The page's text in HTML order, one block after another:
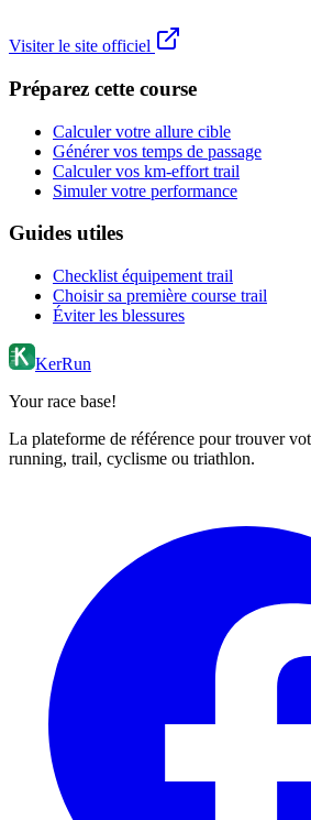
Visiter le site officiel
Préparez cette course
Calculer votre allure cible
Générer vos temps de passage
Calculer vos km-effort trail
Simuler votre performance
Guides utiles
Checklist équipement trail
Choisir sa première course trail
Éviter les blessures
KerRun
Your race base!
La plateforme de référence pour trouver
running, trail, cyclisme ou triathlon.